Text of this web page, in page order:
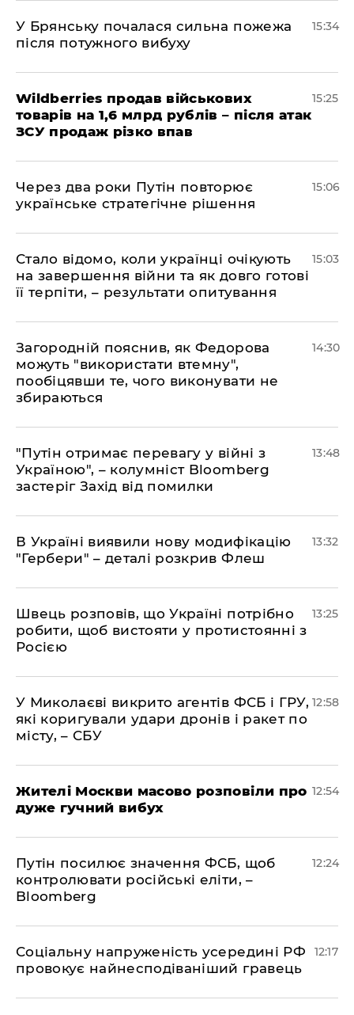
У Брянську почалася сильна пожежа
після потужного вибуху
15:34
Wildberries продав військових
товарів на 1,6 млрд рублів – після атак
ЗСУ продаж різко впав
15:25
Через два роки Путін повторює
українське стратегічне рішення
15:06
Стало відомо, коли українці очікують
на завершення війни та як довго готові
її терпіти, – результати опитування
15:03
Загородній пояснив, як Федорова
можуть "використати втемну",
пообіцявши те, чого виконувати не
збираються
14:30
"Путін отримає перевагу у війні з
Україною", – колумніст Bloomberg
застеріг Захід від помилки
13:48
В Україні виявили нову модифікацію
"Гербери" – деталі розкрив Флеш
13:32
Швець розповів, що Україні потрібно
робити, щоб вистояти у протистоянні з
Росією
13:25
У Миколаєві викрито агентів ФСБ і ГРУ,
які коригували удари дронів і ракет по
місту, – СБУ
12:58
Жителі Москви масово розповіли про
дуже гучний вибух
12:54
Путін посилює значення ФСБ, щоб
контролювати російські еліти, –
Bloomberg
12:24
Соціальну напруженість усередині РФ
провокує найнесподіваніший гравець
12:17